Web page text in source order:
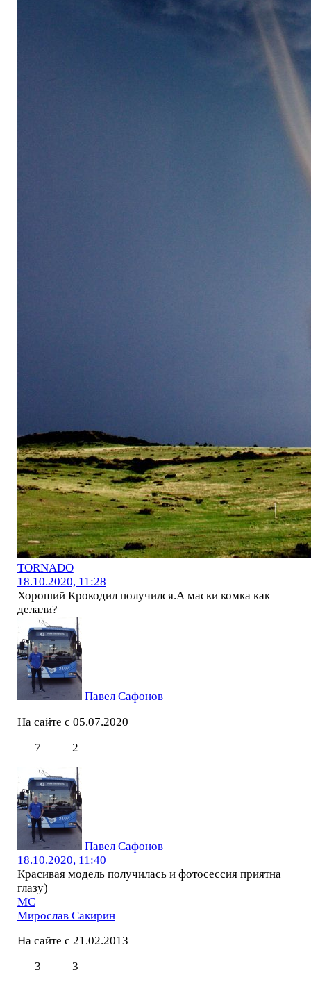
TORNADO
18.10.2020, 11:28
Хороший Крокодил получился.А маски комка как
делали?
Павел Сафонов
На сайте с 05.07.2020
7
2
Павел Сафонов
18.10.2020, 11:40
Красивая модель получилась и фотосессия приятна
глазу)
МС
Мирослав Сакирин
На сайте с 21.02.2013
3
3